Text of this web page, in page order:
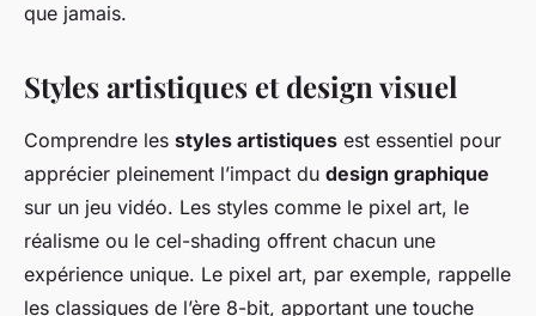
que jamais.
Styles artistiques et design visuel
Comprendre les styles artistiques est essentiel pour
apprécier pleinement l’impact du design graphique
sur un jeu vidéo. Les styles comme le pixel art, le
réalisme ou le cel-shading offrent chacun une
expérience unique. Le pixel art, par exemple, rappelle
les classiques de l’ère 8-bit, apportant une touche